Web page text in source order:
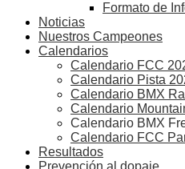
Formato de
Noticias
Nuestros Campeones
Calendarios
Calendario FCC
Calendario Pista
Calendario BMX
Calendario
Calendario BMX
Calendario FCC
Resultados
Prevención al dopaje